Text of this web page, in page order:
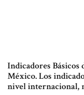
Indicadores Básicos
México. Los
nivel internacional,